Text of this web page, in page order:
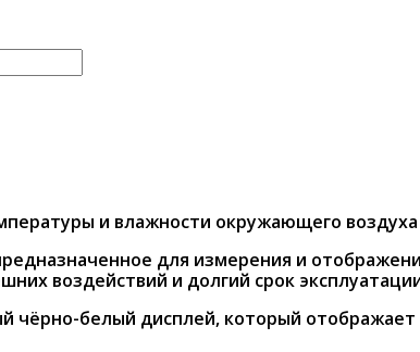
и влажности окружающего
для измерения и
воздействий и долгий срок
белый дисплей, который